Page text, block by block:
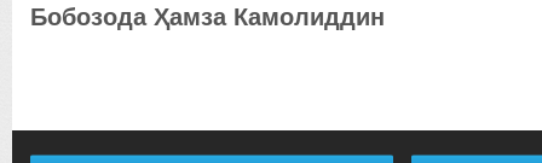
Бобозода Ҳамза Камолиддин